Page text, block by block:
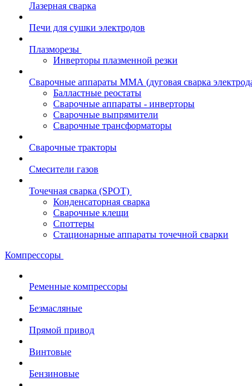
Лазерная сварка
Печи для сушки электродов
Плазморезы
Инверторы плазменной резки
Сварочные аппараты ММА (дуговая сварка
Балластные реостаты
Сварочные аппараты - инверторы
Сварочные выпрямители
Сварочные трансформаторы
Сварочные тракторы
Смесители газов
Точечная сварка (SPOT)
Конденсаторная сварка
Сварочные клещи
Споттеры
Стационарные аппараты точечной сварки
Компрессоры
Ременные компрессоры
Безмасляные
Прямой привод
Винтовые
Бензиновые